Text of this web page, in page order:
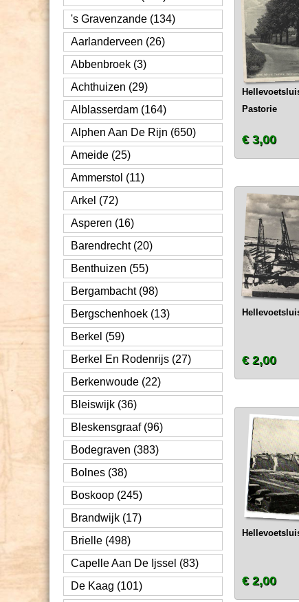
's Gravenzande (134)
Aarlanderveen (26)
Abbenbroek (3)
Achthuizen (29)
Alblasserdam (164)
Alphen Aan De Rijn (650)
Ameide (25)
Ammerstol (11)
Arkel (72)
Asperen (16)
Barendrecht (20)
Benthuizen (55)
Bergambacht (98)
Bergschenhoek (13)
Berkel (59)
Berkel En Rodenrijs (27)
Berkenwoude (22)
Bleiswijk (36)
Bleskensgraaf (96)
Bodegraven (383)
Bolnes (38)
Boskoop (245)
Brandwijk (17)
Brielle (498)
Capelle Aan De Ijssel (83)
De Kaag (101)
Pastorie
€ 3,00
€ 2,00
€ 2,00